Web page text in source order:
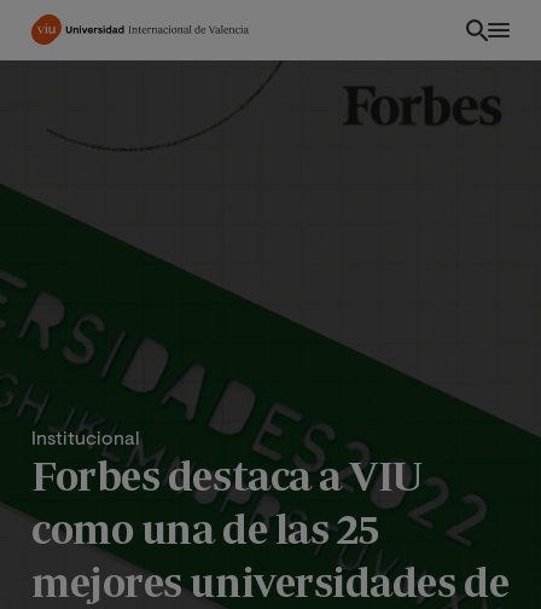
Pasar
Institucional
Forbes destaca a VIU
como una de las 25
mejores universidades de